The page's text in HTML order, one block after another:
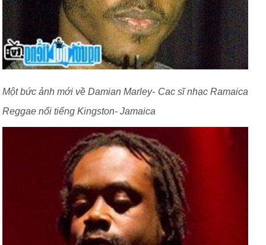
Một bức ảnh mới về Damian Marley- Cac sĩ nhạc Ramaica
Reggae nổi tiếng Kingston- Jamaica